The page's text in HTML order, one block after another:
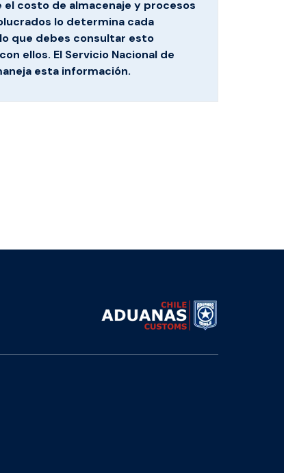
el costo de almacenaje y procesos
lo determina cada
que debes consultar esto
ellos. El Servicio Nacional de
esta información.